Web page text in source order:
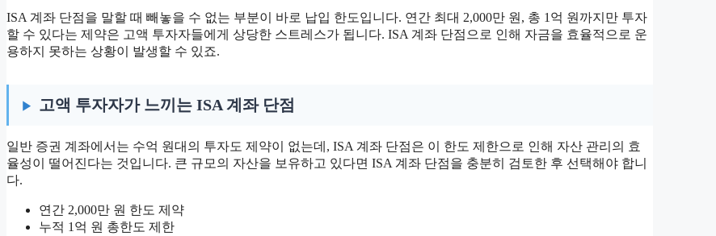
ISA 계좌 단점을 말할 때 빼놓을 수 없는 부분이 바로 납입 한도입니다. 연간 최대 2,000만 원, 총 1억 원까지만 투자
할 수 있다는 제약은 고액 투자자들에게 상당한 스트레스가 됩니다. ISA 계좌 단점으로 인해 자금을 효율적으로 운
용하지 못하는 상황이 발생할 수 있죠.
고액 투자자가 느끼는 ISA 계좌 단점
일반 증권 계좌에서는 수억 원대의 투자도 제약이 없는데, ISA 계좌 단점은 이 한도 제한으로 인해 자산 관리의 효
율성이 떨어진다는 것입니다. 큰 규모의 자산을 보유하고 있다면 ISA 계좌 단점을 충분히 검토한 후 선택해야 합니
다.
연간 2,000만 원 한도 제약
누적 1억 원 총한도 제한